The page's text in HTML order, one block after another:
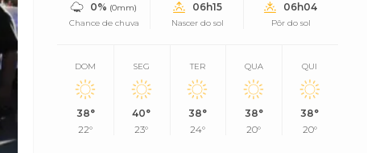
0% (0mm)
Chance de chuva
06h15
Nascer do sol
06h04
Pôr do sol
DOM
38°
22°
SEG
40°
23°
TER
38°
24°
QUA
38°
20°
QUI
38°
20°